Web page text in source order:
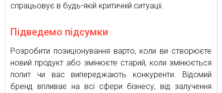
спрацьовує в будь-якій критичній ситуації.
Підведемо підсумки
Розробити позиціонування варто, коли ви створюєте
новий продукт або змінюєте старий, коли змінюється
попит чи вас випереджають конкуренти. Відомий
бренд впливає на всі сфери бізнесу, від залучення